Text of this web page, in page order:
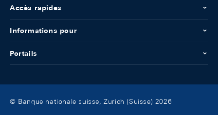
Accès rapides
Informations pour
Portails
© Banque nationale suisse, Zurich (Suisse) 2026